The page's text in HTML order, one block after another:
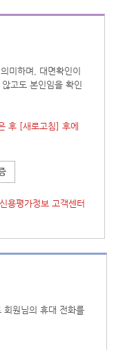
미하며, 대면확인이
고도 본인임을 확인
후 [새로고침] 후에
용평가정보 고객센터
회원님의 휴대 전화를